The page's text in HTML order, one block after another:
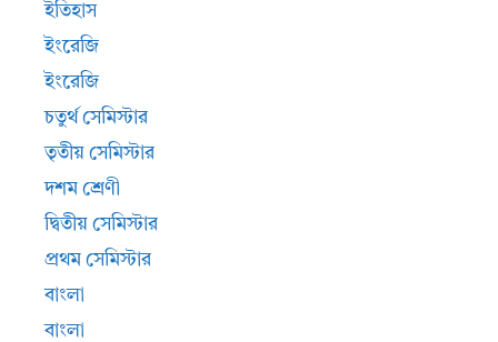
ইতিহাস
ইংরেজি
ইংরেজি
চতুর্থ সেমিস্টার
তৃতীয় সেমিস্টার
দশম শ্রেণী
দ্বিতীয় সেমিস্টার
প্রথম সেমিস্টার
বাংলা
বাংলা